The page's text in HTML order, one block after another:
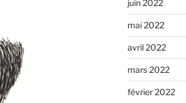
juin 2022
mai 2022
avril 2022
mars 2022
février 2022